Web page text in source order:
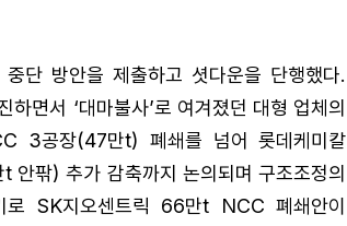
단 방안을 제출하고 셧다운을 단행했다.
면서 ‘대마불사’로 여겨졌던 대형 업체의
3공장(47만t) 폐쇄를 넘어 롯데케미칼
팎) 추가 감축까지 논의되며 구조조정의
SK지오센트릭 66만t NCC 폐쇄안이